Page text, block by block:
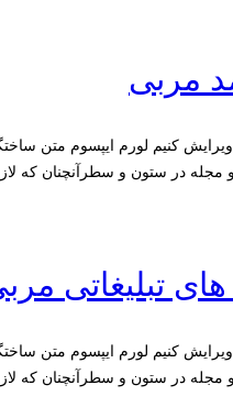
مربی
ویرایش کنیم لورم ایپسوم متن
و مجله در ستون و سطرآنچنان که
های تبلیغاتی
ویرایش کنیم لورم ایپسوم متن
و مجله در ستون و سطرآنچنان که